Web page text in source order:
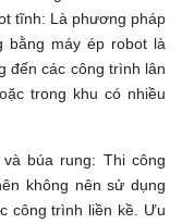
tĩnh: Là phương pháp
bằng máy ép robot là
đến các công trình lân
trong khu có nhiều
búa rung: Thi công
không nên sử dụng
công trình liền kề. Ưu